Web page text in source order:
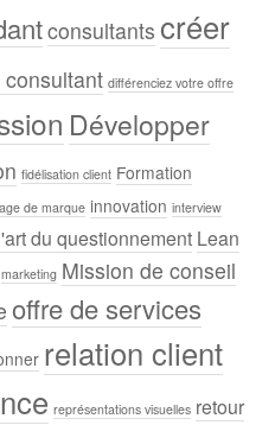
consultants créer
différenciez votre offre
Développer
fidélisation client Formation
de marque innovation interview
du questionnement Lean
marketing Mission de conseil
offre de services
relation client
représentations visuelles retour